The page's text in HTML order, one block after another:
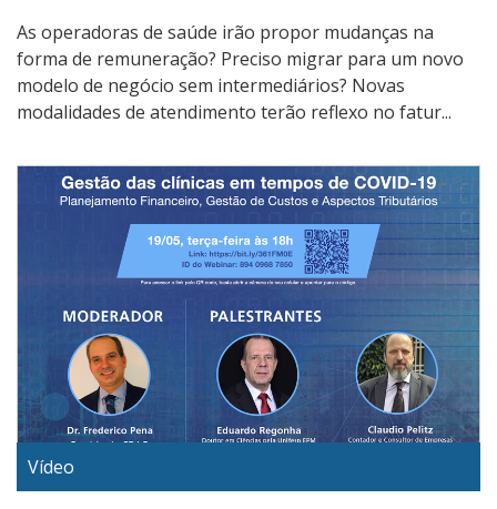
As operadoras de saúde irão propor mudanças na
forma de remuneração? Preciso migrar para um novo
modelo de negócio sem intermediários? Novas
modalidades de atendimento terão reflexo no fatur...
Vídeo